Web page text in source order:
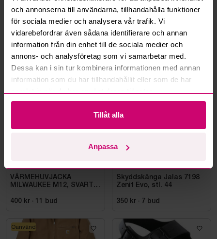
och annonserna till användarna, tillhandahålla funktioner
för sociala medier och analysera vår trafik. Vi
vidarebefordrar även sådana identifierare och annan
information från din enhet till de sociala medier och
annons- och analysföretag som vi samarbetar med.
Dessa kan i sin tur kombinera informationen med annan
information som du har tillhandahållit eller som de har
Tillåt alla
Anpassa
Kan ni frakta mina vunna objekt?
Läs fler frågor och svar
Mer från samma kategori
VÄRMEHUVJACKA
MILWAUKEE M12, SVART
400 kr · 11 bud
Oanvänd
Skyddskänga Jalas 7198
Zenit Evo, stl. 44
350 kr · 7 bud
Oanvänd
Oanvänd